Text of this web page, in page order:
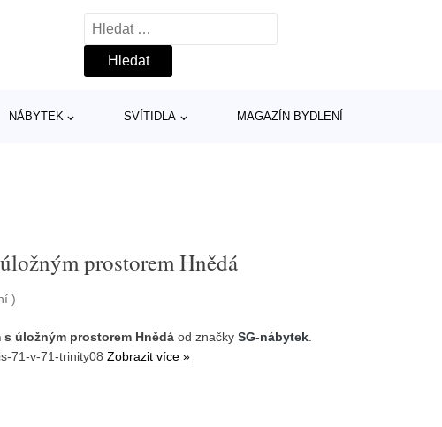
Vyhledávání
NÁBYTEK SVÍTIDLA MAGAZÍN BYDLENÍ
prostorem Hnědá
)
s úložným prostorem Hnědá od značkySG-nábytek
71-v-71-trinity08Zobrazit více »